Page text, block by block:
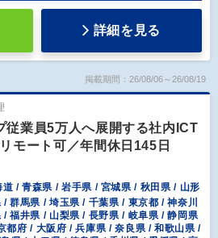
詳細を見る
掲載期間：26/08/06～26/08/19
従業員5万人へ展開する社内ICT
モート可／年間休日145日
道 / 青森県 / 岩手県 / 宮城県 / 秋田県 / 山形
群馬県 / 埼玉県 / 千葉県 / 東京都 / 神奈川
福井県 / 山梨県 / 長野県 / 岐阜県 / 静岡県
都府 / 大阪府 / 兵庫県 / 奈良県 / 和歌山県 /